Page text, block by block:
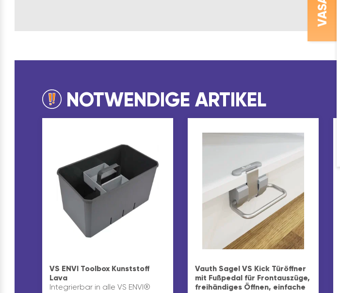
NOTWENDIGE ARTIKEL
VS ENVI Toolbox Kunststoff
Lava
Integrierbar in alle VS ENVI®
Vauth Sagel VS Kick Türöffner
mit Fußpedal für Frontauszüge,
freihändiges Öffnen, einfache
V